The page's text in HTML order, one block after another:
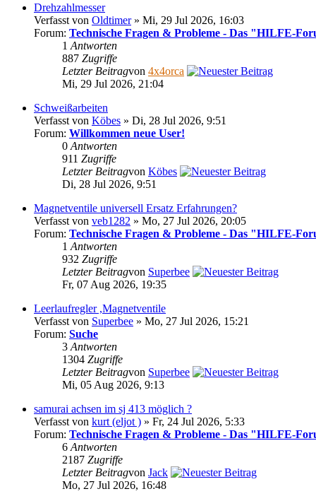
Drehzahlmesser
Verfasst von Oldtimer» Mi, 29 Jul 2026, 16:03
Forum: Technische Fragen & Probleme - Das "HILFE-
1 Antworten
887 Zugriffe
Letzter Beitragvon 4x4orca
Mi, 29 Jul 2026, 21:04
Schweißarbeiten
Verfasst von Köbes » Di, 28 Jul 2026, 9:51
Forum: Willkommen neue User!
0 Antworten
911 Zugriffe
Letzter Beitragvon Köbes
Di, 28 Jul 2026, 9:51
Magnetventile universell Ersatz Erfahrungen?
Verfasst von veb1282 » Mo, 27 Jul 2026, 20:05
Forum: Technische Fragen & Probleme - Das "HILFE-
1 Antworten
932 Zugriffe
Letzter Beitragvon Superbee
Fr, 07 Aug 2026, 19:35
Leerlaufregler ,Magnetventile
Verfasst von Superbee » Mo, 27 Jul 2026, 15:21
Forum: Suche
3 Antworten
1304 Zugriffe
Letzter Beitragvon Superbee
Mi, 05 Aug 2026, 9:13
samurai achsen im sj 413 möglich ?
Verfasst von kurt (eljot ) » Fr, 24 Jul 2026, 5:33
Forum: Technische Fragen & Probleme - Das "HILFE-
6 Antworten
2187 Zugriffe
Letzter Beitragvon Jack
Mo, 27 Jul 2026, 16:48